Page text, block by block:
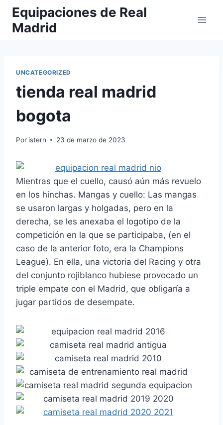
Saltar
contenido
Equipaciones de Real
Madrid
UNCATEGORIZED
tienda real madrid
bogota
Por istern 23 de marzo de 2023
Mientras que el cuello, causó aún más revuelo
en los hinchas. Mangas y cuello: Las mangas
se usaron largas y holgadas, pero en la
derecha, se les anexaba el logotipo de la
competición en la que se participaba, (en el
caso de la anterior foto, era la Champions
League). En ella, una victoria del Racing y otra
del conjunto rojiblanco hubiese provocado un
triple empate con el Madrid, que obligaría a
jugar partidos de desempate.